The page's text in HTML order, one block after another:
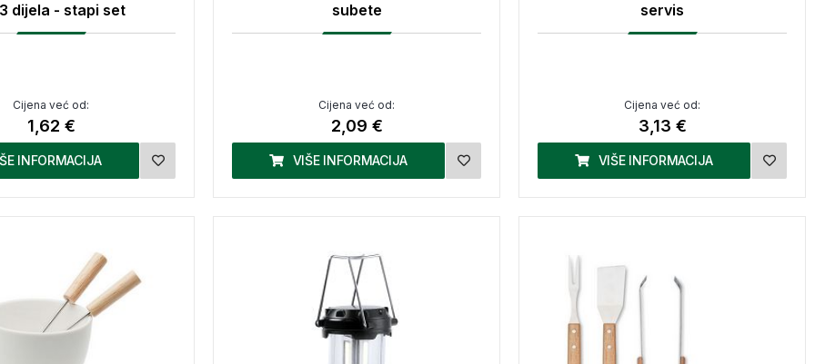
dijela - stapi set
Cijena već od:
1,62 €
INFORMACIJA
subete
Cijena već od:
2,09 €
VIŠE INFORMACIJA
servis
Cijena već od:
3,13 €
VIŠE INFORMACIJA